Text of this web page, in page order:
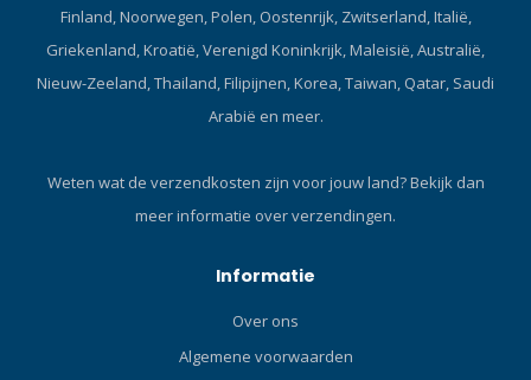
diameter afvoerklep voor
eenvoudig en snel klaren,
waardoor de hoeveelheid
water die in het mondstuk
achterblijft direct wordt
en gestroomlijnde versie
van de Hyperdry MAX, de
dezelfde uitstekende
de snorkel volledig vrij van
water door de afdichting
Finland, Noorwegen, Polen, Oostenrijk, Zwitserland, Italië,
Griekenland, Kroatië, Verenigd Koninkrijk, Maleisië, Australië,
Nieuw-Zeeland, Thailand, Filipijnen, Korea, Taiwan, Qatar, Saudi
Arabië en meer.
Weten wat de verzendkosten zijn voor jouw land?Bekijk dan
meer informatie over verzendingen.
Informatie
Over ons
Algemene voorwaarden